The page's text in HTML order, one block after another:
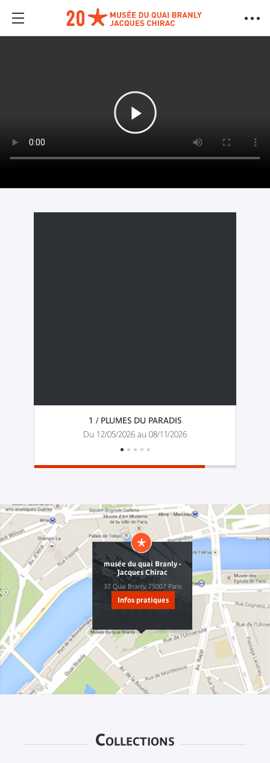
1 / PLUMES DU PARADIS
Du 12/05/2026 au 08/11/2026
musée du quai Branly -
Jacques Chirac
37 Quai Branly, 75007 Paris
Infos pratiques
Collections